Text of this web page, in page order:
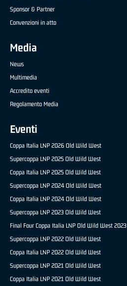
Sponsor & Partner
Convenzioni in atto
Media
News
Multimedia
Accredito eventi
Regolamento Media
Eventi
Coppa Italia LNP 2026 Old Wild West
Supercoppa LNP 2025 Old Wild West
Coppa Italia LNP 2025 Old Wild West
Supercoppa LNP 2024 Old Wild West
Coppa Italia LNP 2024 Old Wild West
Supercoppa LNP 2023 Old Wild West
Final Four Coppa Italia LNP Old Wild West 2023
Supercoppa LNP 2022 Old Wild West
Coppa Italia LNP 2022 Old Wild West
Supercoppa LNP 2021 Old Wild West
Coppa Italia LNP 2021 Old Wild West